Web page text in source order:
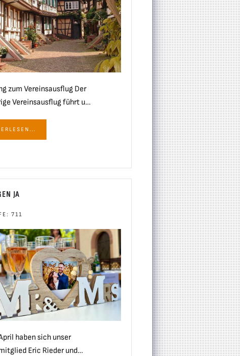
zum Vereinsausflug Der
Vereinsausflug führt u…
JA
711
haben sich unser
Eric Rieder und…